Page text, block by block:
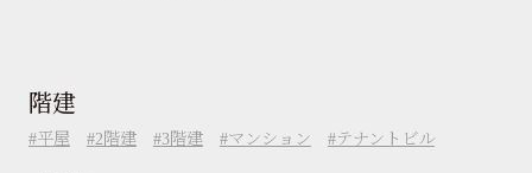
階建
平屋 2階建 3階建 マンション テナントビル